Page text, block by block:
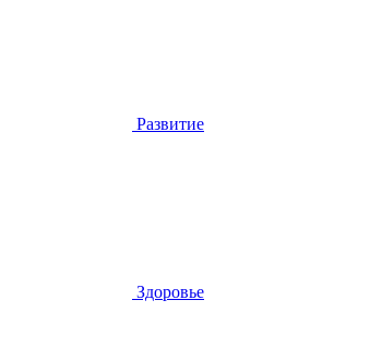
Развитие
Здоровье